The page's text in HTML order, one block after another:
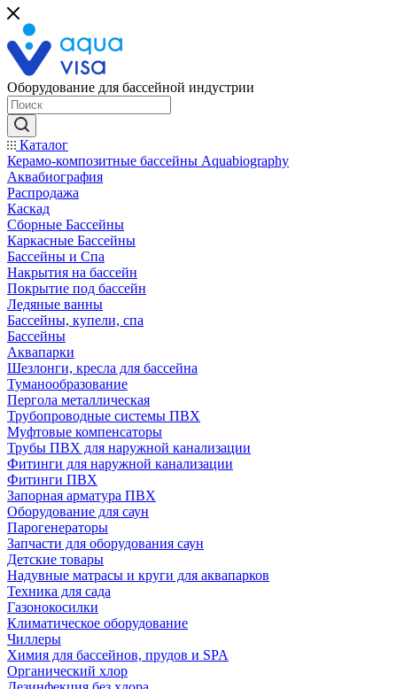
Оборудование для бассейной индустрии
Каталог
Керамо-композитные бассейны Aquabiography
Аквабиография
Распродажа
Каскад
Сборные Бассейны
Каркасные Бассейны
Бассейны и Спа
Накрытия на бассейн
Покрытие под бассейн
Ледяные ванны
Бассейны, купели, спа
Бассейны
Аквапарки
Шезлонги, кресла для бассейна
Туманообразование
Пергола металлическая
Трубопроводные системы ПВХ
Муфтовые компенсаторы
Трубы ПВХ для наружной канализации
Фитинги для наружной канализации
Фитинги ПВХ
Запорная арматура ПВХ
Оборудование для саун
Парогенераторы
Запчасти для оборудования саун
Детские товары
Надувные матрасы и круги для аквапарков
Техника для сада
Газонокосилки
Климатическое оборудование
Чиллеры
Химия для бассейнов, прудов и SPA
Органический хлор